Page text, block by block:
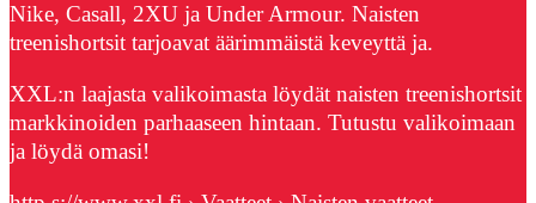
Nike, Casall, 2XU ja Under Armour. Naisten
treenishortsit tarjoavat äärimmäistä keveyttä ja.
XXL:n laajasta valikoimasta löydät naisten treenishortsit
markkinoiden parhaaseen hintaan. Tutustu valikoimaan
ja löydä omasi!